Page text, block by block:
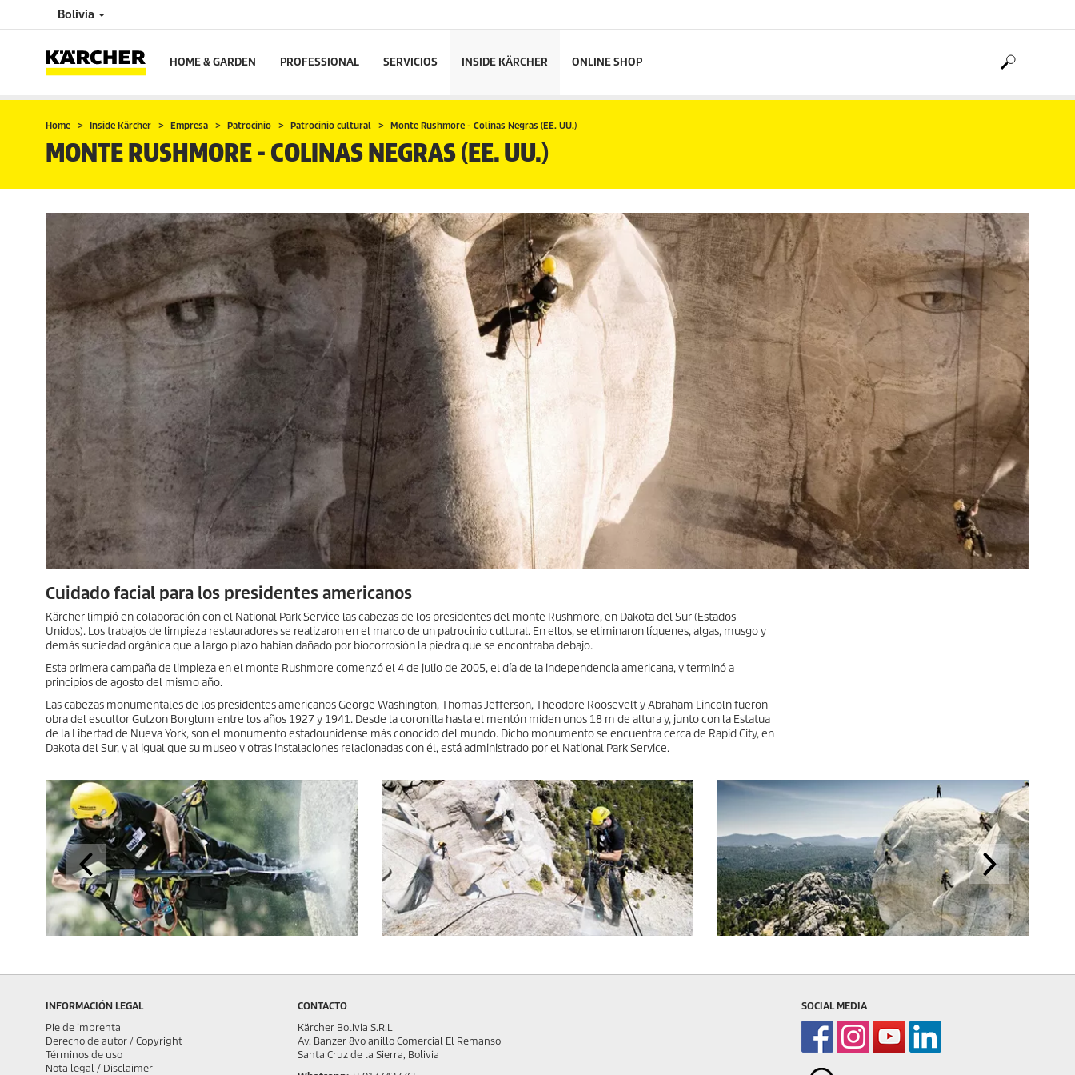
Bolivia
HOME & GARDEN PROFESSIONAL SERVICIOS INSIDE KÄRCHER ONLINE SHOP
Home Inside Kärcher Empresa Patrocinio Patrocinio cultural Monte Rushmore - Colinas Negras (EE. UU.)
MONTE RUSHMORE - COLINAS NEGRAS (EE. UU.)
Cuidado facial para los presidentes americanos
Kärcher limpió en colaboración con el National Park Service las cabezas de los presidentes del monte Rushmore, en Dakota del Sur (Estados
Unidos). Los trabajos de limpieza restauradores se realizaron en el marco de un patrocinio cultural. En ellos, se eliminaron líquenes, algas, musgo y
demás suciedad orgánica que a largo plazo habían dañado por biocorrosión la piedra que se encontraba debajo.
Esta primera campaña de limpieza en el monte Rushmore comenzó el 4 de julio de 2005, el día de la independencia americana, y terminó a
principios de agosto del mismo año.
Las cabezas monumentales de los presidentes americanos George Washington, Thomas Jefferson, Theodore Roosevelt y Abraham Lincoln fueron
obra del escultor Gutzon Borglum entre los años 1927 y 1941. Desde la coronilla hasta el mentón miden unos 18 m de altura y, junto con la Estatua
de la Libertad de Nueva York, son el monumento estadounidense más conocido del mundo. Dicho monumento se encuentra cerca de Rapid City, en
Dakota del Sur, y al igual que su museo y otras instalaciones relacionadas con él, está administrado por el National Park Service.
INFORMACIÓN LEGAL
Pie de imprenta
Derecho de autor / Copyright
Términos de uso
Nota legal / Disclaimer
CONTACTO
Kärcher Bolivia S.R.L
Av. Banzer 8vo anillo Comercial El Remanso
Santa Cruz de la Sierra, Bolivia
SOCIAL MEDIA